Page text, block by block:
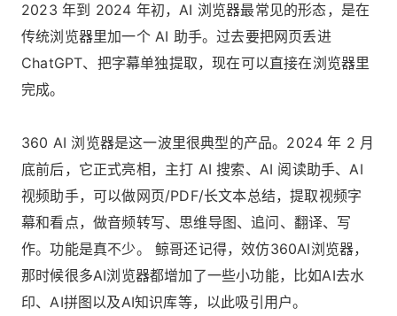
2023 年到 2024 年初，AI 浏览器最常见的形态，是在
传统浏览器里加一个 AI 助手。过去要把网页丢进
ChatGPT、把字幕单独提取，现在可以直接在浏览器里
完成。
360 AI 浏览器是这一波里很典型的产品。2024 年 2 月
底前后，它正式亮相，主打 AI 搜索、AI 阅读助手、AI
视频助手，可以做网页/PDF/长文本总结，提取视频字
幕和看点，做音频转写、思维导图、追问、翻译、写
作。功能是真不少。 鲸哥还记得，效仿360AI浏览器，
那时候很多AI浏览器都增加了一些小功能，比如AI去水
印、AI拼图以及AI知识库等，以此吸引用户。